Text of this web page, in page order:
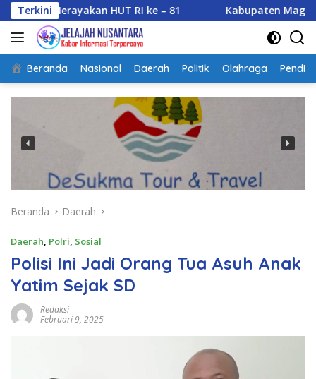
Langsung
ke
konten
Terkini
HUT RI ke – 81 Kabupaten Magelang Perkuat
Beranda Nasional Daerah Politik Olahraga
Beranda Daerah
Daerah, Polri, Sosial
Polisi Ini Jadi Orang Tua Asuh Anak
Yatim Sejak SD
Redaksi
Februari 9, 2025